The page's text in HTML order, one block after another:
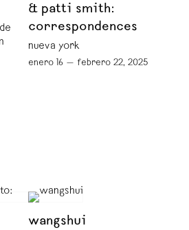
& patti smith:
correspondences
nueva york
enero 16 — febrero 22, 2025
wangshui